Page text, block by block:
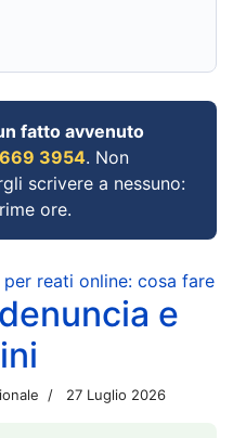
fatto avvenuto
3954. Non
scrivere a nessuno:
ore.
reati online: cosa fare
e
27 Luglio 2026